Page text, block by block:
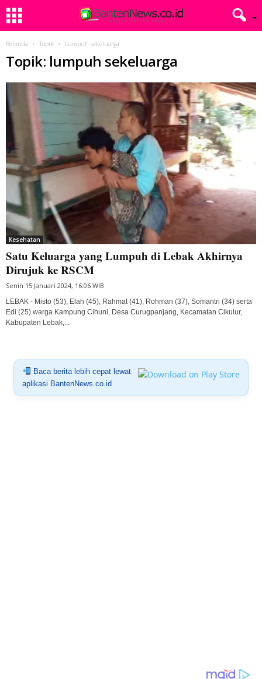
Beranda Topik Lumpuh sekeluarga
Topik: lumpuh sekeluarga
Kesehatan
Satu Keluarga yang Lumpuh di Lebak Akhirnya
Dirujuk ke RSCM
Senin 15 Januari 2024, 16:06 WIB
LEBAK - Misto (53), Elah (45), Rahmat (41), Rohman (37), Somantri (34) serta
Edi (25) warga Kampung Cihuni, Desa Curugpanjang, Kecamatan Cikulur,
Kabupaten Lebak,...
Baca berita lebih cepat lewat
aplikasi BantenNews.co.id